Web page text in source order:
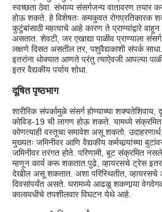
स्वच्छता ठेवा. संभाव्य संसर्गजन्य वातावरण तयार
होऊ शकते. हे विशेषतः कमकुवत रोगप्रतिकारक
कुटुंबांसाठी महत्वाचे आहे कारण ते प्राण्यांद्वारे
असतात. शेवटी, जर एखाद्या पाळीव प्राण्याला
लक्षणे दिसत असतील तर, पशुवैद्यकाशी संपर्क
इतरांना धोक्यात आणते परंतु त्याऐवजी आपल्या
इतर वैद्यकीय पर्याय शोधा.
दूषित पृष्ठभाग
शारीरिक संपर्कामुळे संसर्ग होण्याच्या शक्यतेशिवाय,
कोविड-19 ची लागण होऊ शकते. यामध्ये
कोणत्याही वस्तूचा समावेश असू शकतो. उदाहरणार्थ,
मुख्यतः जमिनीवर आणि वैद्यकीय कर्मचार्‍यांच्या
जमिनीवर तरंगत होते. परिणामी, बूट संक्रमित
म्हणून कार्य करू शकतात.पुढे, व्हायरसचे ट्रेस इतर
देखील असू शकतात. अशा परिस्थितीत, व्हायरसचे
दिवसांपर्यंत असते. घरामध्ये आढळू शकणार्‍या
कालावधीचे तपशीलवार विघटन येथे आहे.